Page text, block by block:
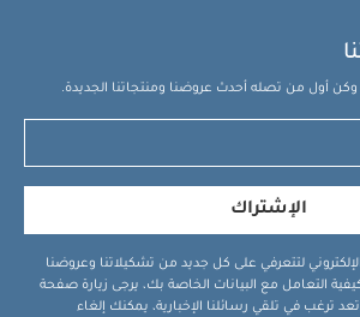
وكن أول من تصله أحدث عروضنا ومنتجاتنا الجديدة.
الإشتراك
لتتعرفي على كل جديد من تشكيلاتنا وعروضنا
التعامل مع البيانات الخاصة بك، يرجى زيارة صفحة
تعد ترغب في تلقي رسائلنا الإخبارية، يمكنك إلغاء